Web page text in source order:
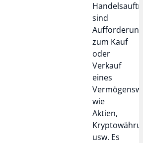
sind
zum Kauf
oder
Verkauf
eines
wie
Aktien,
usw. Es